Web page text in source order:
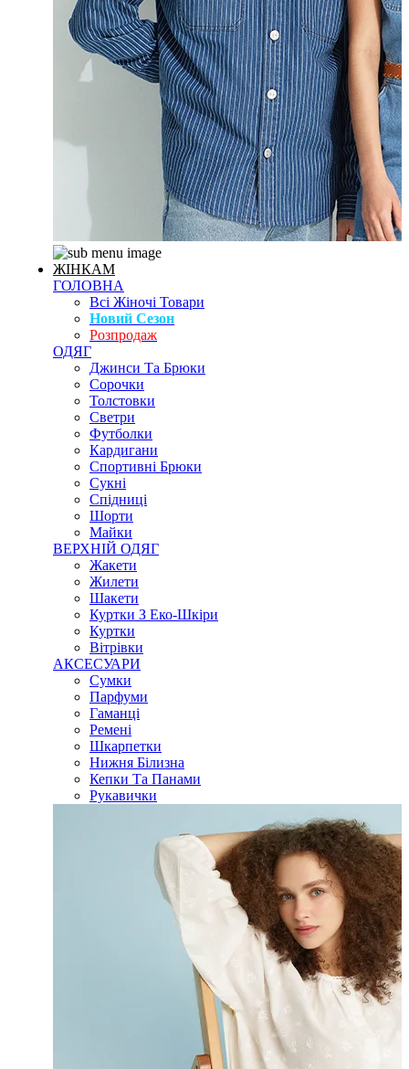
ЖІНКАМ
ГОЛОВНА
Всі Жіночі Товари
Новий Сезон
Розпродаж
ОДЯГ
Джинси Та Брюки
Сорочки
Толстовки
Светри
Футболки
Кардигани
Спортивні Брюки
Сукні
Спідниці
Шорти
Майки
ВЕРХНІЙ ОДЯГ
Жакети
Жилети
Шакети
Куртки З Еко-Шкіри
Куртки
Вітрівки
АКСЕСУАРИ
Сумки
Парфуми
Гаманці
Ремені
Шкарпетки
Нижня Білизна
Кепки Та Панами
Рукавички